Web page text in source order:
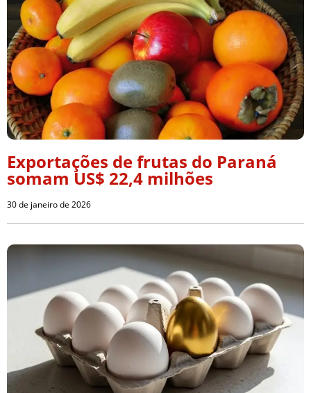
Exportações de frutas do Paraná
somam US$ 22,4 milhões
30 de janeiro de 2026